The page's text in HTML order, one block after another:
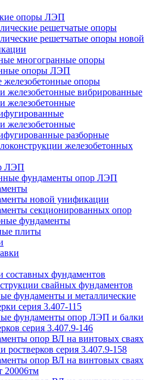
опоры ЛЭП
решетчатые опоры
решетчатые опоры новой
многогранные опоры
опоры ЛЭП
опоры
железобетонные вибрированные
железобетонные
железобетонные
разборные
железобетонных
ЛЭП
фундаменты опор ЛЭП
новой унификации
секционированных опор
фундаменты
плиты
составных фундаментов
свайных фундаментов
фундаменты и металлические
серия 3.407-115
фундаменты опор ЛЭП и балки
серия 3.407.9-146
опор ВЛ на винтовых сваях
ростверков серия 3.407.9-158
опор ВЛ на винтовых сваях
20006тм